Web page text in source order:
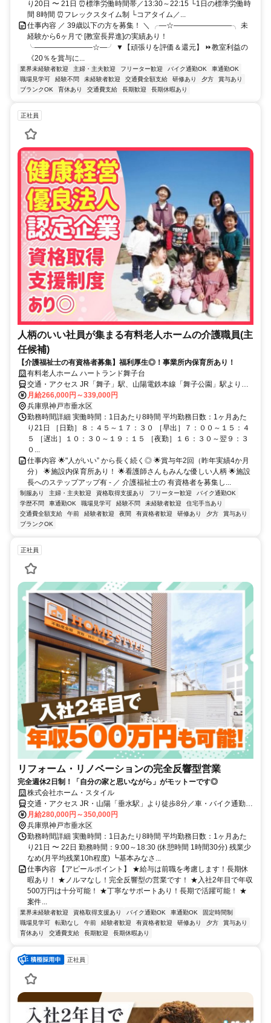
り20日 〜 21日 ⏰標準労働時間帯／13:30～22:15 └1日の標準労働時
間 8時間 ⏰フレックスタイム制 └コアタイム／...
仕事内容 ／ 39歳以下の方を募集！ ＼ ╭―☆――――――――╮ 未
経験から6ヶ月で [教室長昇進]の実績あり！
╰――――――――☆―╯ ▼【頑張りを評価＆還元】 ⏩教室利益の
《20％を賞与に...
業界未経験者歓迎 主婦・主夫歓迎 フリーター歓迎 バイク通勤OK
車通勤OK
職場見学可
経験不問 未経験者歓迎 交通費全額支給 研修あり 夕方
賞与あり
ブランクOK
育休あり 交通費支給 長期歓迎 長期休暇あり
正社員
人柄のいい社員が集まる有料老人ホームの介護職員(主
任候補)
【介護福祉士の有資格者募集】福利厚生◎！事業所内保育所あり！
有料老人ホーム ハートランド舞子台
交通・アクセス JR「舞子」駅、山陽電鉄本線「舞子公園」駅より徒
歩10分
月給266,000円～339,000円
兵庫県神戸市垂水区
勤務時間詳細 実働時間：1日あたり8時間 平均勤務日数：1ヶ月あた
り21日 ［日勤］８：４５～１７：３０ ［早出］７：００～１５：４
５ ［遅出］１０：３０～１９：１５ ［夜勤］１６：３０～翌９：３
０...
仕事内容 🌟"人がいい” から長く続く◎ 🌟賞与年2回（昨年実績4か月
分） 🌟施設内保育所あり！ 🌟看護師さんもみんな優しい人柄 🌟施設
長へのステップアップ有 - ／ 介護福祉士の 有資格者を募集し...
制服あり 主婦・主夫歓迎 資格取得支援あり フリーター歓迎
バイク通勤OK
学歴不問
車通勤OK 職場見学可 経験不問 未経験者歓迎
住宅手当あり
交通費全額支給
午前 経験者歓迎 夜間 有資格者歓迎 研修あり 夕方
賞与あり
ブランクOK
正社員
リフォーム・リノベーションの完全反響型営業
完全週休2日制！「自分の家と思いながら」がモットーです◎
株式会社ホーム・スタイル
交通・アクセス JR・山陽「垂水駅」より徒歩8分／車・バイク通勤
OK！
月給280,000円～350,000円
兵庫県神戸市垂水区
勤務時間詳細 実働時間：1日あたり8時間 平均勤務日数：1ヶ月あた
り21日 〜 22日 勤務時間：9:00～18:30 (休憩時間 1時間30分) 残業少
なめ(月平均残業10h程度) ┗基本みなさ...
仕事内容 【アピールポイント】 ★給与は前職を考慮します！長期休
暇あり！ ★ノルマなし！完全反響型の営業です！ ★入社2年目で年収
500万円は十分可能！ ★丁寧なサポートあり！長期で活躍可能！ ★
案件...
業界未経験者歓迎 資格取得支援あり バイク通勤OK 車通勤OK
固定時間制
職場見学可
転勤なし 午前 経験者歓迎 有資格者歓迎 研修あり 夕方
賞与あり
育休あり
交通費支給 長期歓迎 長期休暇あり
正社員